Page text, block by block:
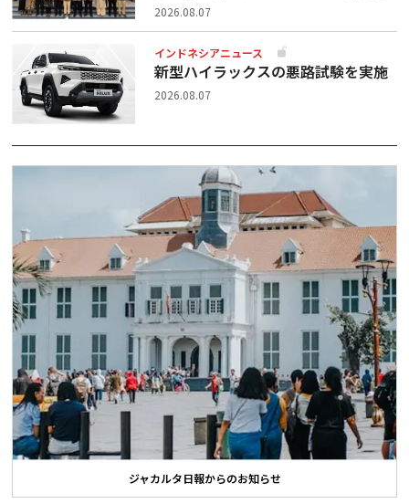
2026.08.07
インドネシアニュース
新型ハイラックスの悪路試験を実施
2026.08.07
ジャカルタ日報からのお知らせ